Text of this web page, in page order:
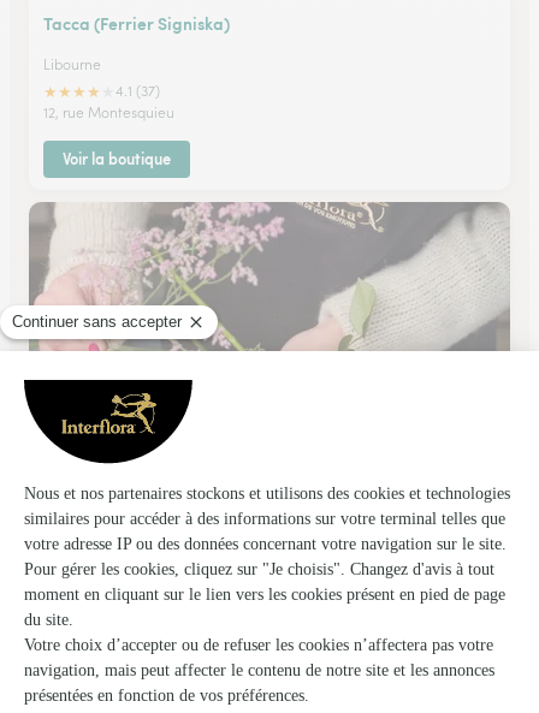
Tacca (Ferrier Signiska)
Libourne
★★★★
4.1 (37)
12, rue Montesquieu
Voir la boutique
Le Jardin des Fleurs
Libourne
1 avenue du général De Gaulle
Voir la boutique